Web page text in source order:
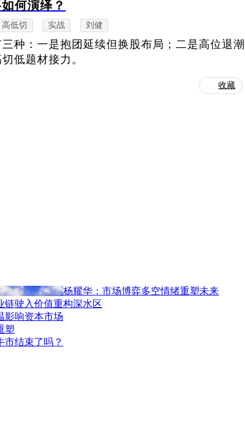
何演绎？
高低切 实战 刘健
种：一是抱团延续但换股布局；二是高位退潮
低题材接力。
收藏
杨耀华：市场博弈多空情绪重塑未来
链驶入价值重构深水区
影响资本市场
塑
市结束了吗？